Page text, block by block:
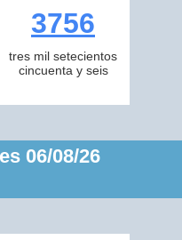
3756
tres mil setecientos
cincuenta y seis
06/08/26